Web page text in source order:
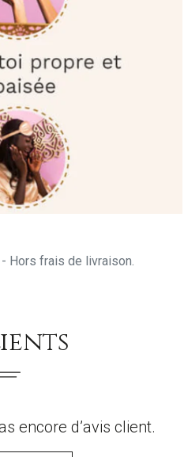
Hors frais de livraison.
encore d’avis client.